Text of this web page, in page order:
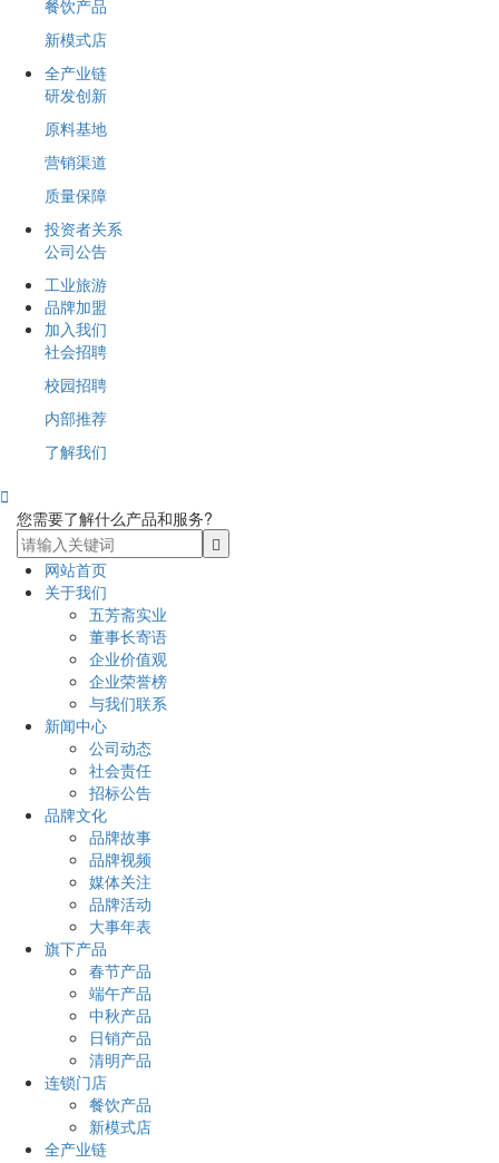
餐饮产品
新模式店
全产业链
研发创新
原料基地
营销渠道
质量保障
投资者关系
公司公告
工业旅游
品牌加盟
加入我们
社会招聘
校园招聘
内部推荐
了解我们

您需要了解什么产品和服务?
网站首页
关于我们
五芳斋实业
董事长寄语
企业价值观
企业荣誉榜
与我们联系
新闻中心
公司动态
社会责任
招标公告
品牌文化
品牌故事
品牌视频
媒体关注
品牌活动
大事年表
旗下产品
春节产品
端午产品
中秋产品
日销产品
清明产品
连锁门店
餐饮产品
新模式店
全产业链